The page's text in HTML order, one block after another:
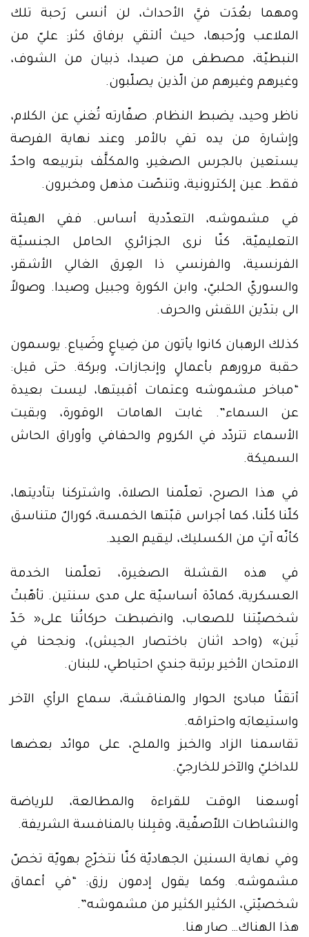
ومهما بعُدَت فيَّ الأحداث، لن أنسى رَحبة تلك
الملاعب ورُحبها، حيث ألتقي برفاق كثر: عليّ من
النبطيّة، مصطفى من صيدا، ذبيان من الشوف،
وغيرهم وغيرهم من الّذين يصلّبون.
ناظر وحيد، يضبط النظام. صفّارته تُغني عن الكلام،
وإشارة من يده تفي بالأمر. وعند نهاية الفرصة
يستعين بالجرس الصغير، والمكلَّف بتربيعه واحدٌ
فقط. عين إلكترونية، وتنصّت مذهل ومخبرون.
في مشموشه، التعدّدية أساس. ففي الهيئة
التعليميّة، كنّا نرى الجزائري الحامل الجنسيّة
الفرنسية، والفرنسي ذا العِرق الغالي الأشقر،
والسوريّ الحلبيّ، وابن الكورة وجبيل وصيدا. وصولاً
الى بتدّين اللقش والحرف.
كذلك الرهبان كانوا يأتون من ضِياعٍ وضَياع. يوسمون
حقبة مرورهم بأعمالٍ وإنجازات، وبركة. حتى قيل:
“مباخر مشموشه وعتمات أقبيتها، ليست بعيدة
عن السماء”. غابت الهامات الوقورة، وبقيت
الأسماء تتردّد في الكروم والحفافي وأوراق الحاش
السميكة.
في هذا الصرح، تعلّمنا الصلاة، واشتركنا بتأديتها،
كلّنا كلّنا، كما أجراس قبّتها الخمسة، كورالٌ متناسق
كأنّه آتٍ من الكسليك، ليقيم العيد.
في هذه القشلة الصغيرة، تعلّمنا الخدمة
العسكرية، كمادّة أساسيّة على مدى سنتين. تأهّبتْ
شخصيّتنا للصعاب، وانضبطت حركاتُنا على« حَدّ
نَين» (واحد اثنان باختصار الجيش)، ونجحنا في
الامتحان الأخير برتبة جندي احتياطي، للبنان.
أتقنّا مبادئ الحوار والمناقشة، سماع الرأي الآخر
واستيعابَه واحترامَه.
تقاسمنا الزاد والخبز والملح، على موائد بعضها
للداخليّ والآخر للخارجيّ.
أوسعنا الوقت للقراءة والمطالعة، للرياضة
والنشاطات اللاّصفّية، وقبِلنا بالمنافسة الشريفة.
وفي نهاية السنين الجهاديّة كنّا نتخرّج بهويّة تخصّ
مشموشه. وكما يقول إدمون رزق: “في أعماق
شخصيّتي، الكثير الكثير من مشموشه”.
هذا الهناك… صار هنا.